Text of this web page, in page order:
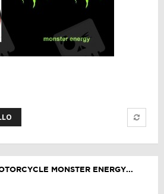
MONSTER ENERGY...